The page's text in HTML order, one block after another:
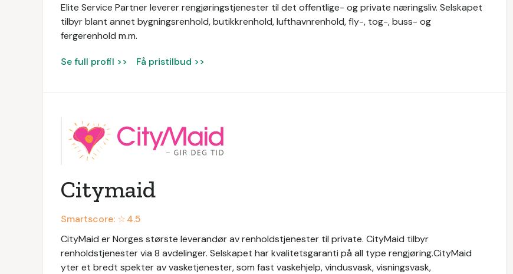
Elite Service Partner leverer rengjøringstjenester til det offentlige- og private næringsliv. Selskapet
tilbyr blant annet bygningsrenhold, butikkrenhold, lufthavnrenhold, fly-, tog-, buss- og
fergerenhold m.m.
Se full profil >> Få pristilbud >>
Citymaid
Smartscore: ☆4.5
CityMaid er Norges største leverandør av renholdstjenester til private. CityMaid tilbyr
renholdstjenester via 8 avdelinger. Selskapet har kvalitetsgaranti på all type rengjøring.CityMaid
yter et bredt spekter av vasketjenester, som fast vaskehjelp, vindusvask, visningsvask,